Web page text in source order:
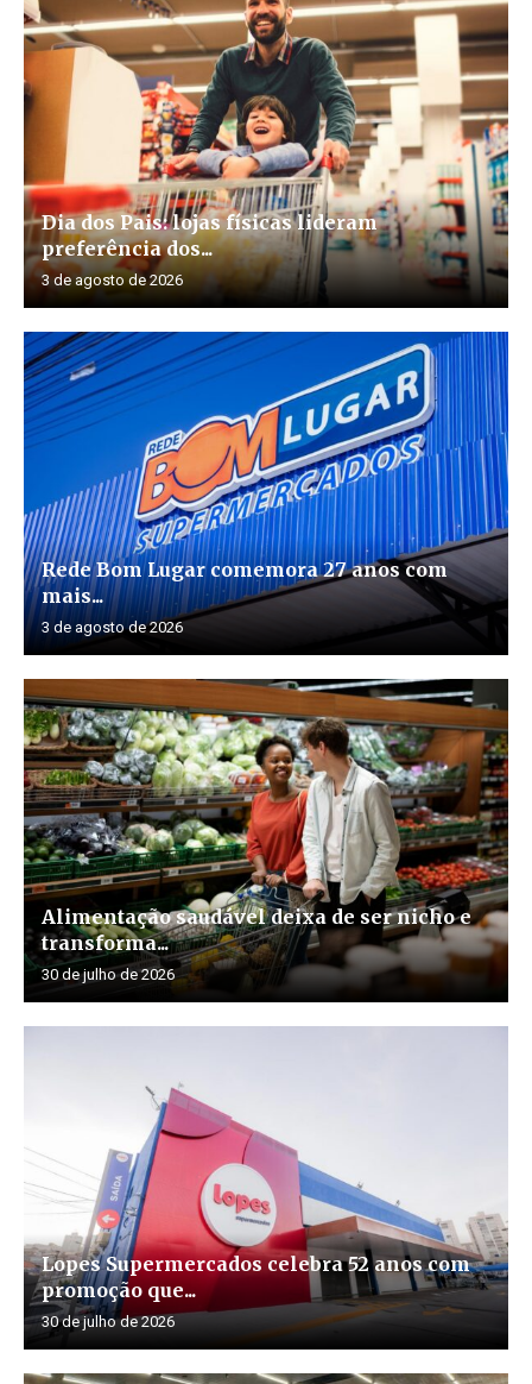
Dia dos Pais: lojas físicas lideram
preferência dos...
3 de agosto de 2026
Rede Bom Lugar comemora 27 anos com
mais...
3 de agosto de 2026
Alimentação saudável deixa de ser nicho e
transforma...
30 de julho de 2026
Lopes Supermercados celebra 52 anos com
promoção que...
30 de julho de 2026